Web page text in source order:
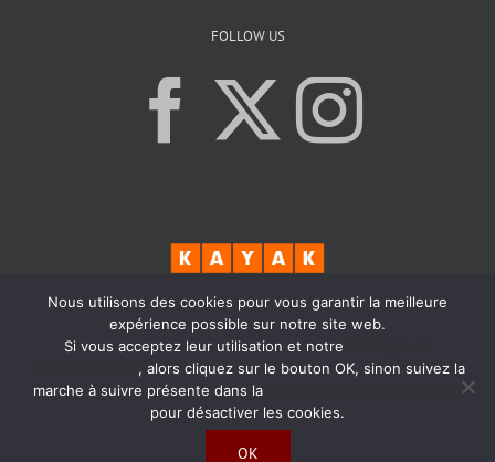
FOLLOW US
2026 - Max Bordeaux - Tous droits réservés - Réalisé par
Politique de confidentialité|
Nous utilisons des cookies pour vous garantir la meilleure
expérience possible sur notre site web.
Si vous acceptez leur utilisation et notre
, alors cliquez sur le bouton OK, sinon suivez la
marche à suivre présente dans la
pour désactiver les cookies.
OK